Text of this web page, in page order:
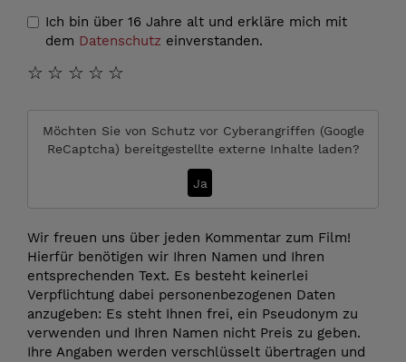
Ich bin über 16 Jahre alt und erkläre mich mit
dem Datenschutz einverstanden.
☆
☆
☆
☆
☆
Möchten Sie von Schutz vor Cyberangriffen (Google
ReCaptcha) bereitgestellte externe Inhalte laden?
Ja
Wir freuen uns über jeden Kommentar zum Film!
Hierfür benötigen wir Ihren Namen und Ihren
entsprechenden Text. Es besteht keinerlei
Verpflichtung dabei personenbezogenen Daten
anzugeben: Es steht Ihnen frei, ein Pseudonym zu
verwenden und Ihren Namen nicht Preis zu geben.
Ihre Angaben werden verschlüsselt übertragen und